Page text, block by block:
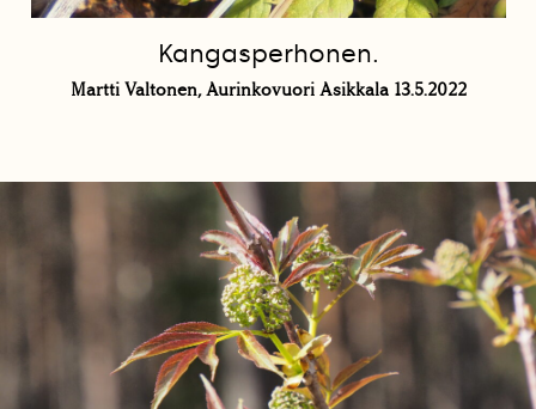
Kangasperhonen.
Martti Valtonen, Aurinkovuori Asikkala 13.5.2022